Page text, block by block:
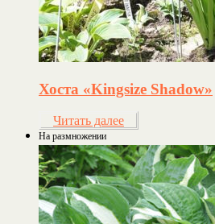
Хоста «Kingsize Shadow»
Читать далее
На размножении